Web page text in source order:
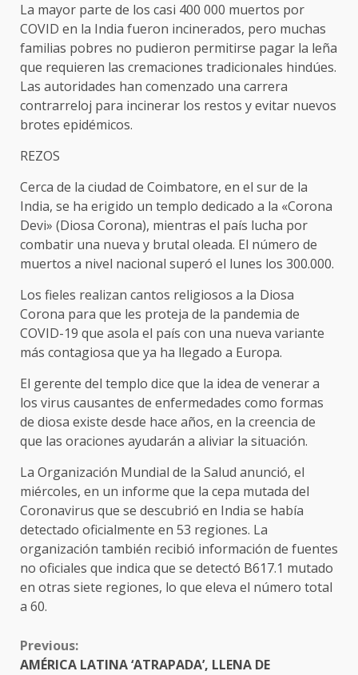
La mayor parte de los casi 400 000 muertos por
COVID en la India fueron incinerados, pero muchas
familias pobres no pudieron permitirse pagar la leña
que requieren las cremaciones tradicionales hindúes.
Las autoridades han comenzado una carrera
contrarreloj para incinerar los restos y evitar nuevos
brotes epidémicos.
REZOS
Cerca de la ciudad de Coimbatore, en el sur de la
India, se ha erigido un templo dedicado a la «Corona
Devi» (Diosa Corona), mientras el país lucha por
combatir una nueva y brutal oleada. El número de
muertos a nivel nacional superó el lunes los 300.000.
Los fieles realizan cantos religiosos a la Diosa
Corona para que les proteja de la pandemia de
COVID-19 que asola el país con una nueva variante
más contagiosa que ya ha llegado a Europa.
El gerente del templo dice que la idea de venerar a
los virus causantes de enfermedades como formas
de diosa existe desde hace años, en la creencia de
que las oraciones ayudarán a aliviar la situación.
La Organización Mundial de la Salud anunció, el
miércoles, en un informe que la cepa mutada del
Coronavirus que se descubrió en India se había
detectado oficialmente en 53 regiones. La
organización también recibió información de fuentes
no oficiales que indica que se detectó B617.1 mutado
en otras siete regiones, lo que eleva el número total
a 60.
CONTINUE
READING
Previous:
AMÉRICA LATINA ‘ATRAPADA’, LLENA DE